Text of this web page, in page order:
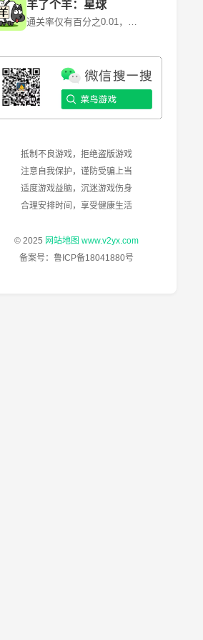
羊了个羊：星球
通关率仅有百分之0.01，快来挑战！~ 《羊了个羊》是一款卡通背景消除闯关游戏，游戏利用各种道具和提示来消除每一个关卡当中的障碍和陷阱。 《羊了个羊》是由北京简游科技有限公司开发的一款休闲益智类微信小程序游戏，于2022年6月13日正式上线。其核心玩法是通过消除关卡中的障碍和陷阱来通关，但第二关的难度极高，通关率仅为0.1%左右。
抵制不良游戏，拒绝盗版游戏
注意自我保护，谨防受骗上当
适度游戏益脑，沉迷游戏伤身
合理安排时间，享受健康生活
© 2025 网站地图 www.v2yx.com
备案号： 鲁ICP备18041880号